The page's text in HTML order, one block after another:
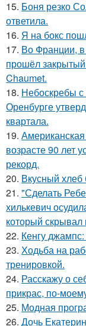
15. Боня резко
ответила.
16. Я на бокс
17. Во Франции, в
прошёл
Chaumet.
18. Небоскребы
Оренбурге
квартала.
19.
возрасте 90 лет
рекорд.
20. Вкусный хлеб
21. "Сделать
хилькевич
который скрывал
22. Кенгу
23. Ходьба на
тренировкой.
24. Расскажу о
прикрас, по-
25. Модная
26. Дочь